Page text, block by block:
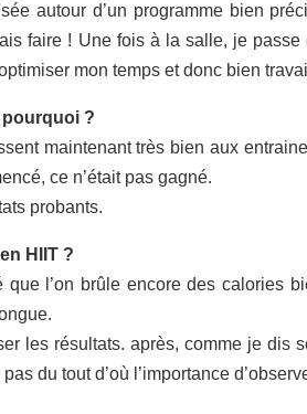
autour d’un programme bien
faire ! Une fois à la salle, je passe
mon temps et donc bien
pourquoi ?
maintenant très bien aux
ce n’était pas gagné.
probants.
HIIT ?
l’on brûle encore des calories
les résultats. après, comme je dis
du tout d’où l’importance